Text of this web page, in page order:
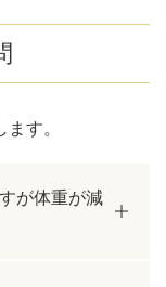
す。
が体重が減